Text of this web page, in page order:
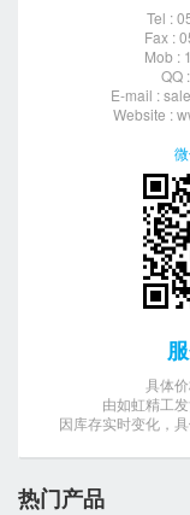
Tel :
Fax :
Mob :
QQ
E-mail :
Website :
具体
由如虹精工
因库存实时变化，
热门产品